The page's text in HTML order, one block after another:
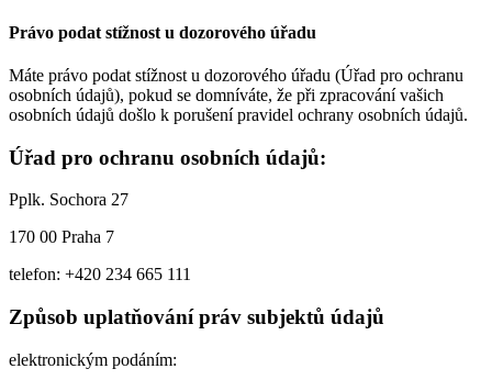
Právo podat stížnost u dozorového úřadu
Máte právo podat stížnost u dozorového úřadu (Úřad pro ochranu
osobních údajů), pokud se domníváte, že při zpracování vašich
osobních údajů došlo k porušení pravidel ochrany osobních údajů.
Úřad pro ochranu osobních údajů:
Pplk. Sochora 27
170 00 Praha 7
telefon: +420 234 665 111
Způsob uplatňování práv subjektů údajů
elektronickým podáním: